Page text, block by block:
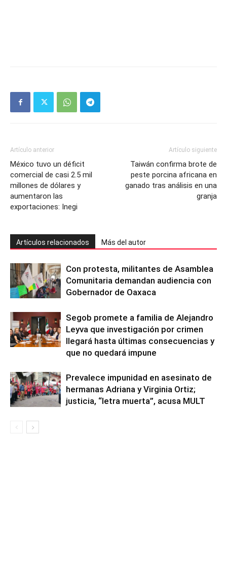
Artículo anterior
México tuvo un déficit
comercial de casi 2.5 mil
millones de dólares y
aumentaron las
exportaciones: Inegi
Artículo siguiente
Taiwán confirma brote de
peste porcina africana en
ganado tras análisis en una
granja
Artículos relacionados Más del autor
Con protesta, militantes de Asamblea
Comunitaria demandan audiencia con
Gobernador de Oaxaca
Segob promete a familia de Alejandro
Leyva que investigación por crimen
llegará hasta últimas consecuencias y
que no quedará impune
Prevalece impunidad en asesinato de
hermanas Adriana y Virginia Ortiz;
justicia, “letra muerta”, acusa MULT